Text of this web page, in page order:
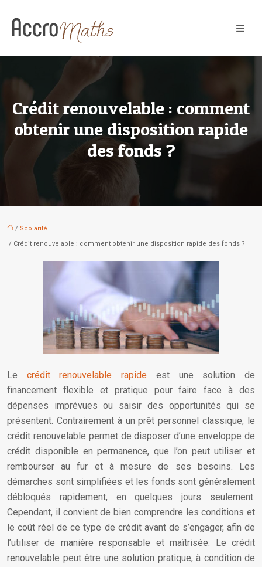
Crédit renouvelable : comment
obtenir une disposition rapide
des fonds ?
/ Scolarité
/ Crédit renouvelable : comment obtenir une disposition rapide des fonds ?
Le crédit renouvelable rapide est une solution de
financement flexible et pratique pour faire face à des
dépenses imprévues ou saisir des opportunités qui se
présentent. Contrairement à un prêt personnel classique, le
crédit renouvelable permet de disposer d’une enveloppe de
crédit disponible en permanence, que l’on peut utiliser et
rembourser au fur et à mesure de ses besoins. Les
démarches sont simplifiées et les fonds sont généralement
débloqués rapidement, en quelques jours seulement.
Cependant, il convient de bien comprendre les conditions et
le coût réel de ce type de crédit avant de s’engager, afin de
l’utiliser de manière responsable et maîtrisée. Le crédit
renouvelable peut être une solution pratique, à condition de